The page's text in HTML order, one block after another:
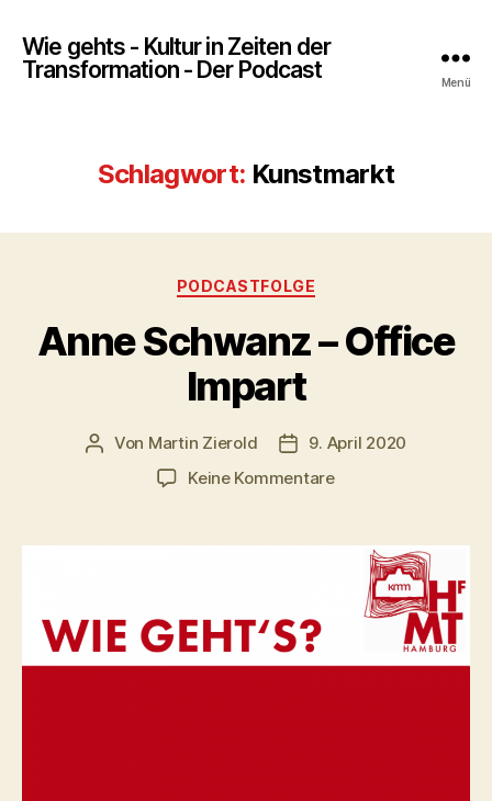
Wie gehts - Kultur in Zeiten der
Transformation - Der Podcast
Menü
Schlagwort: Kunstmarkt
Kategorien
PODCASTFOLGE
Anne Schwanz – Office
Impart
Beitragsautor
Von Martin Zierold Veröffentlichungsdatum
9. April 2020
Keine Kommentarezu
–
Office
Impart